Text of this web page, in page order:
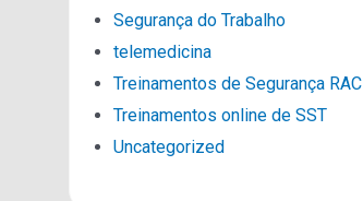
Segurança do Trabalho
telemedicina
Treinamentos de Segurança RAC
Treinamentos online de SST
Uncategorized